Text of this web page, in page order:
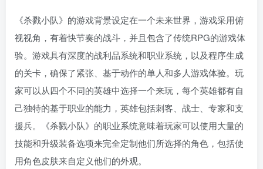
《杀戮小队》的游戏背景设定在一个未来世界，游戏采用俯
视视角，有着快节奏的战斗，并且包含了传统RPG的游戏体
验。游戏具有深度的战利品系统和职业系统，以及程序生成
的关卡，确保了紧张、基于动作的单人和多人游戏体验。玩
家可以从四个不同的英雄中选择一个来玩，每个英雄都有自
己独特的基于职业的能力，英雄包括刺客、战士、专家和支
援兵。《杀戮小队》的职业系统意味着玩家可以使用大量的
技能和升级装备选项来完全定制他们所选择的角色，包括使
用角色皮肤来自定义他们的外观。